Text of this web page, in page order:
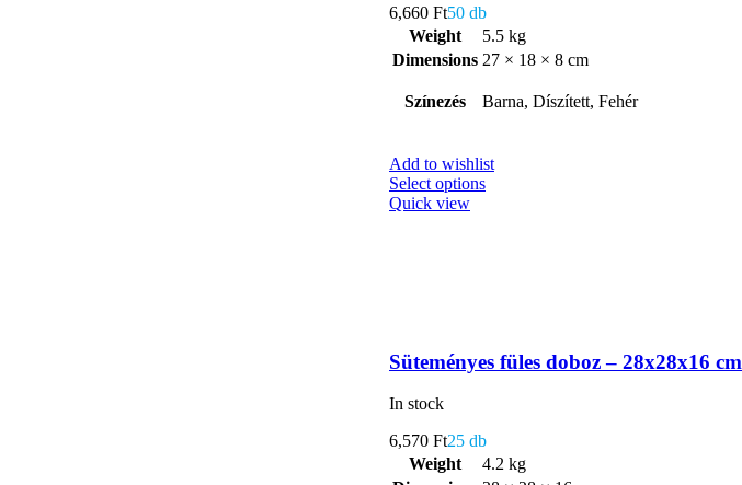
6,660 Ft50 db
Weight
5.5 kg
Dimensions 27 × 18 × 8 cm
Színezés Barna, Díszített, Fehér
Add to wishlist
Select options
Quick view
Süteményes füles doboz – 28x28x16 cm
In stock
6,570 Ft25 db
Weight
4.2 kg